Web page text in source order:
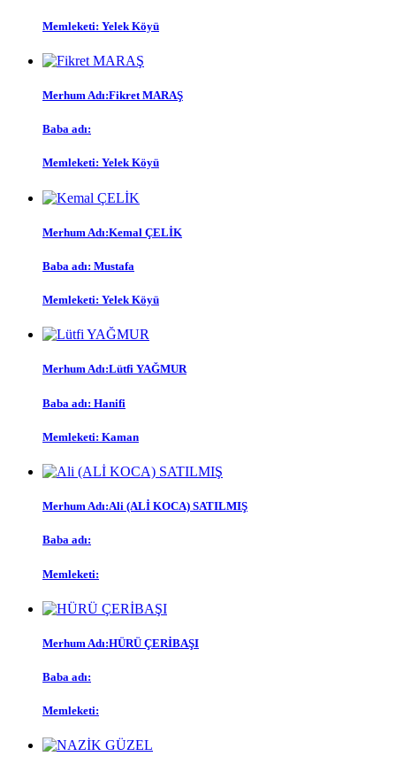
Memleketi: Yelek Köyü
Merhum Adı:Fikret MARAŞ
Baba adı:
Memleketi: Yelek Köyü
Merhum Adı:Kemal ÇELİK
Baba adı: Mustafa
Memleketi: Yelek Köyü
Merhum Adı:Lütfi YAĞMUR
Baba adı: Hanifi
Memleketi: Kaman
Merhum Adı:Ali (ALİ KOCA) SATILMIŞ
Baba adı:
Memleketi:
Merhum Adı:HÜRÜ ÇERİBAŞI
Baba adı:
Memleketi: